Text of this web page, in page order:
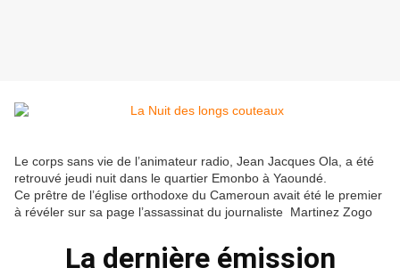
Le corps sans vie de l’animateur radio, Jean Jacques Ola, a été
retrouvé jeudi nuit dans le quartier Emonbo à Yaoundé.
Ce prêtre de l’église orthodoxe du Cameroun avait été le premier
à révéler sur sa page l’assassinat du journaliste Martinez Zogo
La dernière émission